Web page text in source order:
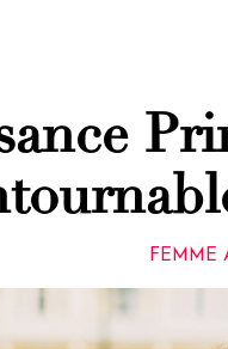
FEMME